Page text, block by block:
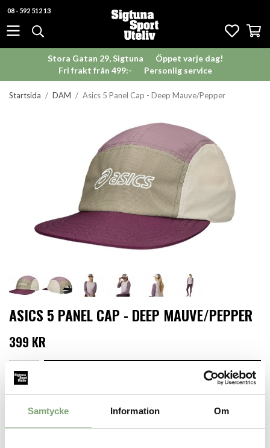
Samtycke Information Om
08 - 592 512 13
Stora Gatan 29, Sigtuna
Öppet varje dag!
Fri frakt från 499:-
Personlig service
Startsida / DAM / Asics 5 Panel Cap - Deep Mauve/Pepper
ASICS 5 PANEL CAP - DEEP MAUVE/PEPPER
399 KR
Finns i lager för omgående leverans
Produktbeskrivning:
Denna keps har en böjd skärm som skyddar ditt ansikte från